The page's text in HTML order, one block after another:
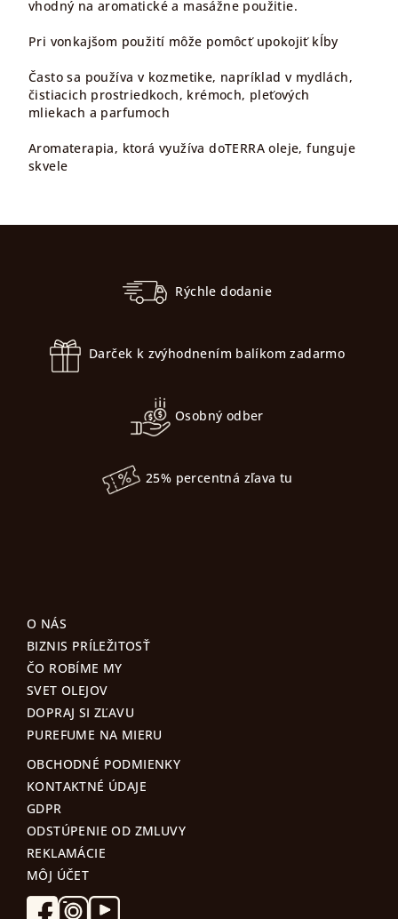
vhodný na aromatické a masážne použitie.
Pri vonkajšom použití môže pomôcť upokojiť kĺby
Často sa používa v kozmetike, napríklad v mydlách,
čistiacich prostriedkoch, krémoch, pleťových
mliekach a parfumoch
Aromaterapia, ktorá využíva doTERRA oleje, funguje
skvele
Rýchle dodanie
Darček k zvýhodnením balíkom zadarmo
Osobný odber
25% percentná zľava tu
O NÁS
BIZNIS PRÍLEŽITOSŤ
ČO ROBÍME MY
SVET OLEJOV
DOPRAJ SI ZĽAVU
PUREFUME NA MIERU
OBCHODNÉ PODMIENKY
KONTAKTNÉ ÚDAJE
GDPR
ODSTÚPENIE OD ZMLUVY
REKLAMÁCIE
MÔJ ÚČET